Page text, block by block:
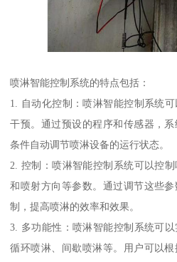
喷淋智能控制系统的特点包括：
1. 自动化控制：喷淋智能控制系统
干预。通过预设的程序和传感器，
条件自动调节喷淋设备的运行状态。
2. 控制：喷淋智能控制系统可以控
和喷射方向等参数。通过调节这些
制，提高喷淋的效率和效果。
3. 多功能性：喷淋智能控制系统可以
循环喷淋、间歇喷淋等。用户可以